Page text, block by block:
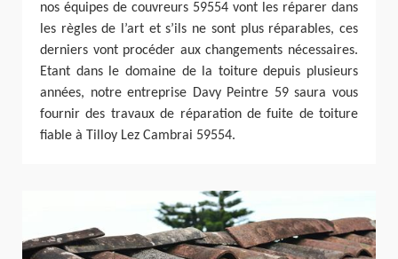
nos équipes de couvreurs 59554 vont les réparer dans
les règles de l’art et s’ils ne sont plus réparables, ces
derniers vont procéder aux changements nécessaires.
Etant dans le domaine de la toiture depuis plusieurs
années, notre entreprise Davy Peintre 59 saura vous
fournir des travaux de réparation de fuite de toiture
fiable à Tilloy Lez Cambrai 59554.